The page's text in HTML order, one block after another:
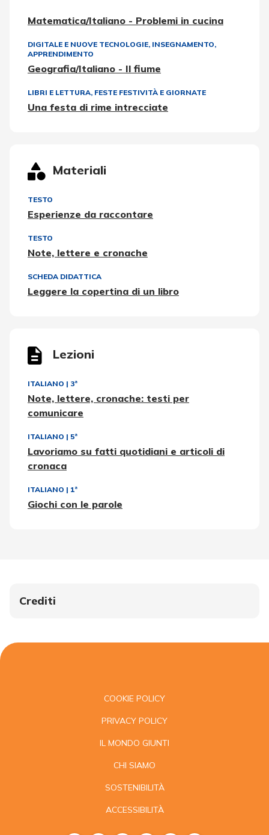
Matematica/Italiano - Problemi in cucina
DIGITALE E NUOVE TECNOLOGIE, INSEGNAMENTO,
APPRENDIMENTO
Geografia/Italiano - Il fiume
LIBRI E LETTURA, FESTE FESTIVITÀ E GIORNATE
Una festa di rime intrecciate
Materiali
TESTO
Esperienze da raccontare
TESTO
Note, lettere e cronache
SCHEDA DIDATTICA
Leggere la copertina di un libro
Lezioni
ITALIANO | 3ª
Note, lettere, cronache: testi per
comunicare
ITALIANO | 5ª
Lavoriamo su fatti quotidiani e articoli di
cronaca
ITALIANO | 1ª
Giochi con le parole
Crediti
COOKIE POLICY
PRIVACY POLICY
IL MONDO GIUNTI
CHI SIAMO
SOSTENIBILITÀ
ACCESSIBILITÀ